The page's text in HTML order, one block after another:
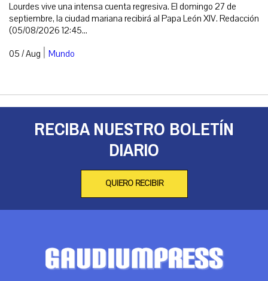
Lourdes vive una intensa cuenta regresiva. El domingo 27 de
septiembre, la ciudad mariana recibirá al Papa León XIV. Redacción
(05/08/2026 12:45...
05 / Aug | Mundo
RECIBA NUESTRO BOLETÍN
DIARIO
QUIERO RECIBIR